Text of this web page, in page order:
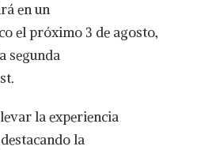
DELEITAR
FEST
2024
en un
el próximo 3 de agosto,
segunda
la experiencia
la